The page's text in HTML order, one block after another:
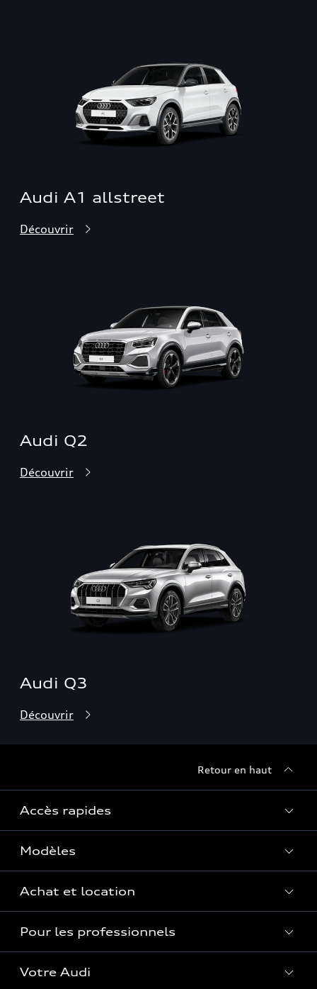
Audi A1 allstreet
Découvrir
Audi Q2
Découvrir
Audi Q3
Découvrir
Retour en haut
Accès rapides
Quelle Audi me correspond ?
Tous les modèles
Recherche de véhicules neufs
Véhicules d'occasion disponibles
Offres pour les professionnels
Modèles
Électrique
Hybride rechargeable
Citadine
Achat et location
Offres du moment
Pour les professionnels
Votre Audi